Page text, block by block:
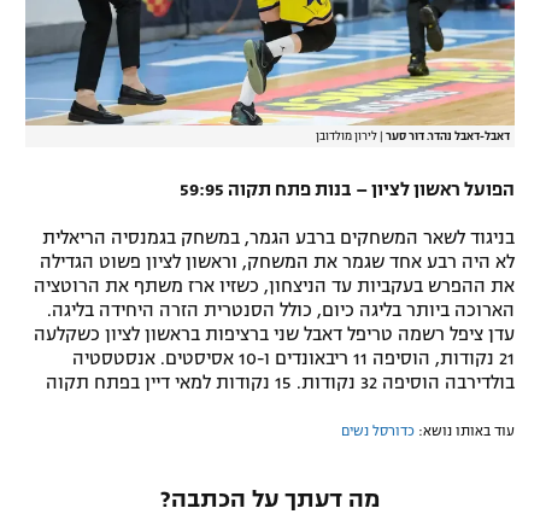
דאבל-דאבל נהדר. דור סער לירון מולדובן
הפועל ראשון לציון – בנות פתח תקוה 59:95
בניגוד לשאר המשחקים ברבע הגמר, במשחק בגמנסיה הריאלית
לא היה רבע אחד שגמר את המשחק, וראשון לציון פשוט הגדילה
את ההפרש בעקביות עד הניצחון, כשזיו ארז משתף את הרוטציה
הארוכה ביותר בליגה כיום, כולל הסנטרית הזרה היחידה בליגה.
עדן ציפל רשמה טריפל דאבל שני ברציפות בראשון לציון כשקלעה
21 נקודות, הוסיפה 11 ריבאונדים ו-10 אסיסטים. אנסטסטיה
בולדירבה הוסיפה 32 נקודות. 15 נקודות למאי דיין בפתח תקוה
עוד באותו נושא: כדורסל נשים
מה דעתך על הכתבה?